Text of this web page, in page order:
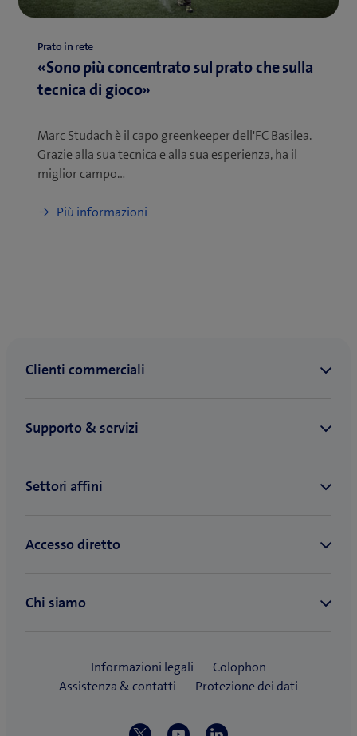
Prato in rete
«Sono più concentrato sul prato che sulla
tecnica di gioco»
Marc Studach è il capo greenkeeper dell'FC Basilea.
Grazie alla sua tecnica e alla sua esperienza, ha il
miglior campo…
Più informazioni